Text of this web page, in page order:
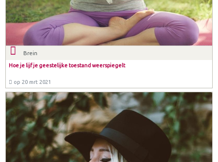
Brein
Hoe je lijf je geestelijke toestand weerspiegelt
op 20 mrt 2021